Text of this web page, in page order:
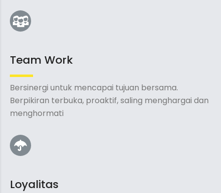
Team Work
Bersinergi untuk mencapai tujuan bersama.
Berpikiran terbuka, proaktif, saling menghargai dan
menghormati
Loyalitas